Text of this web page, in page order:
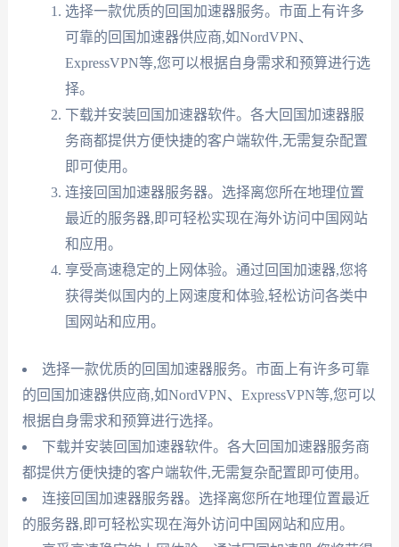
选择一款优质的回国加速器服务。市面上有许多
可靠的回国加速器供应商,如NordVPN、
ExpressVPN等,您可以根据自身需求和预算进行选
择。
下载并安装回国加速器软件。各大回国加速器服
务商都提供方便快捷的客户端软件,无需复杂配置
即可使用。
连接回国加速器服务器。选择离您所在地理位置
最近的服务器,即可轻松实现在海外访问中国网站
和应用。
享受高速稳定的上网体验。通过回国加速器,您将
获得类似国内的上网速度和体验,轻松访问各类中
国网站和应用。
选择一款优质的回国加速器服务。市面上有许多可靠
的回国加速器供应商,如NordVPN、ExpressVPN等,您可以
根据自身需求和预算进行选择。
下载并安装回国加速器软件。各大回国加速器服务商
都提供方便快捷的客户端软件,无需复杂配置即可使用。
连接回国加速器服务器。选择离您所在地理位置最近
的服务器,即可轻松实现在海外访问中国网站和应用。